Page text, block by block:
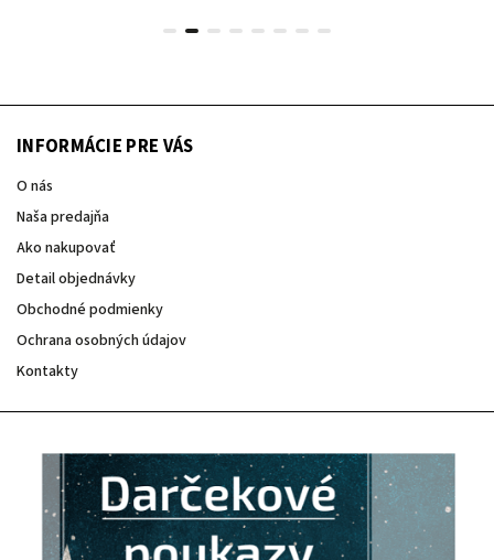
INFORMÁCIE PRE VÁS
O nás
Naša predajňa
Ako nakupovať
Detail objednávky
Obchodné podmienky
Ochrana osobných údajov
Kontakty